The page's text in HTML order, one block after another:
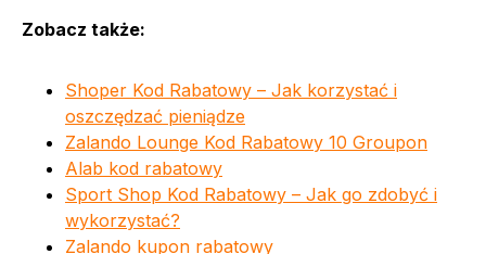
Zobacz także:
Shoper Kod Rabatowy – Jak korzystać i
oszczędzać pieniądze
Zalando Lounge Kod Rabatowy 10 Groupon
Alab kod rabatowy
Sport Shop Kod Rabatowy – Jak go zdobyć i
wykorzystać?
Zalando kupon rabatowy